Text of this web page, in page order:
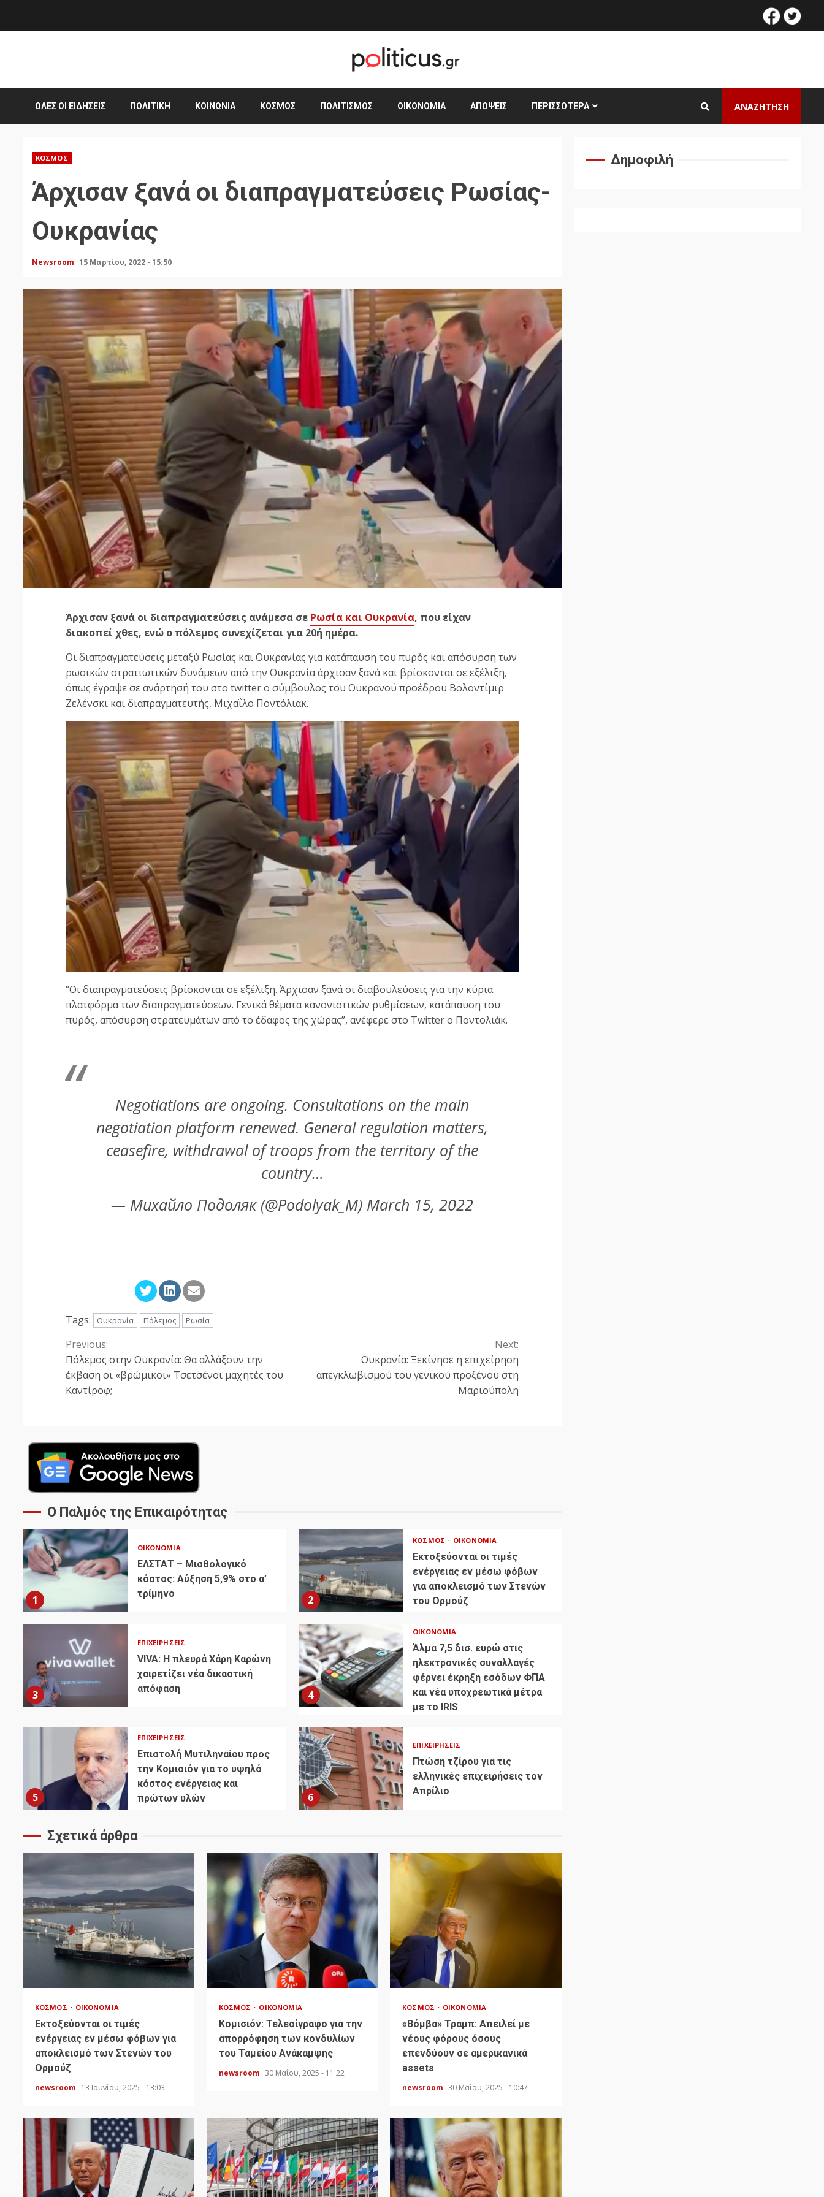
facebook
ΌΛΕΣ ΟΙ ΕΙΔΉΣΕΙΣ ΠΟΛΙΤΙΚΉ ΚΟΙΝΩΝΊΑ ΚΌΣΜΟΣ ΠΟΛΙΤΙΣΜΌΣ ΟΙΚΟΝΟΜΊΑ ΑΠΌΨΕΙΣ ΠΕΡΙΣΣΌΤΕΡΑ ΑΝΑΖΗΤΗΣΗ
ΚΌΣΜΟΣ
Άρχισαν ξανά οι διαπραγματεύσεις Ρωσίας-
Ουκρανίας
Newsroom 15 Μαρτίου, 2022 - 15:50
Άρχισαν ξανά οι διαπραγματεύσεις ανάμεσα σε Ρωσία και Ουκρανία, που είχαν
διακοπεί χθες, ενώ ο πόλεμος συνεχίζεται για 20ή ημέρα.
Οι διαπραγματεύσεις μεταξύ Ρωσίας και Ουκρανίας για κατάπαυση του πυρός και απόσυρση των
ρωσικών στρατιωτικών δυνάμεων από την Ουκρανία άρχισαν ξανά και βρίσκονται σε εξέλιξη,
όπως έγραψε σε ανάρτησή του στο twitter ο σύμβουλος του Ουκρανού προέδρου Βολοντίμιρ
Ζελένσκι και διαπραγματευτής, Μιχαΐλο Ποντόλιακ.
“Οι διαπραγματεύσεις βρίσκονται σε εξέλιξη. Άρχισαν ξανά οι διαβουλεύσεις για την κύρια
πλατφόρμα των διαπραγματεύσεων. Γενικά θέματα κανονιστικών ρυθμίσεων, κατάπαυση του
πυρός, απόσυρση στρατευμάτων από το έδαφος της χώρας”, ανέφερε στο Twitter ο Ποντολιάκ.
Negotiations are ongoing. Consultations on the main
negotiation platform renewed. General regulation matters,
ceasefire, withdrawal of troops from the territory of the
country…
— Михайло Подоляк (@Podolyak_M) March 15, 2022
Tags: Ουκρανία Πόλεμος Ρωσία
Continue
Reading
Previous:
Πόλεμος στην Ουκρανία: Θα αλλάξουν την
έκβαση οι «βρώμικοι» Τσετσένοι μαχητές του
Καντίροφ;
Next:
Ουκρανία: Ξεκίνησε η επιχείρηση
απεγκλωβισμού του γενικού προξένου στη
Μαριούπολη
Ο Παλμός της Επικαιρότητας
1
ΟΙΚΟΝΟΜΊΑ
ΕΛΣΤΑΤ – Μισθολογικό
κόστος: Αύξηση 5,9% στο α’
τρίμηνο
2
ΚΌΣΜΟΣ ΟΙΚΟΝΟΜΊΑ
Εκτοξεύονται οι τιμές
ενέργειας εν μέσω φόβων
για αποκλεισμό των Στενών
του Ορμούζ
3
ΕΠΙΧΕΙΡΉΣΕΙΣ
VIVA: Η πλευρά Χάρη Καρώνη
χαιρετίζει νέα δικαστική
απόφαση
4
ΟΙΚΟΝΟΜΊΑ
Άλμα 7,5 δισ. ευρώ στις
ηλεκτρονικές συναλλαγές
φέρνει έκρηξη εσόδων ΦΠΑ
και νέα υποχρεωτικά μέτρα
με το IRIS
5
ΕΠΙΧΕΙΡΉΣΕΙΣ
Επιστολή Μυτιληναίου προς
την Κομισιόν για το υψηλό
κόστος ενέργειας και
πρώτων υλών
6
ΕΠΙΧΕΙΡΉΣΕΙΣ
Πτώση τζίρου για τις
ελληνικές επιχειρήσεις τον
Απρίλιο
Σχετικά άρθρα
ΚΌΣΜΟΣ ΟΙΚΟΝΟΜΊΑ
Εκτοξεύονται οι τιμές
ενέργειας εν μέσω φόβων για
αποκλεισμό των Στενών του
Ορμούζ
newsroom 13 Ιουνίου, 2025 - 13:03
ΚΌΣΜΟΣ ΟΙΚΟΝΟΜΊΑ
Κομισιόν: Τελεσίγραφο για την
απορρόφηση των κονδυλίων
του Ταμείου Ανάκαμψης
newsroom 30 Μαΐου, 2025 - 11:22
ΚΌΣΜΟΣ ΟΙΚΟΝΟΜΊΑ
«Bόμβα» Τραμπ: Απειλεί με
νέους φόρους όσους
επενδύουν σε αμερικανικά
assets
newsroom 30 Μαΐου, 2025 - 10:47
Δημοφιλή